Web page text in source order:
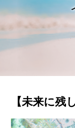
【未来に残